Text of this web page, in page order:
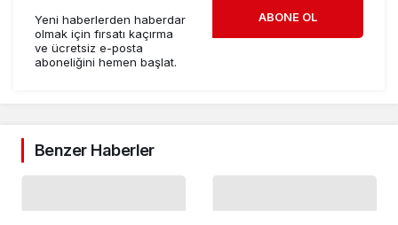
Yeni haberlerden haberdar
olmak için fırsatı kaçırma
ve ücretsiz e-posta
aboneliğini hemen başlat.
ABONE OL
Benzer Haberler